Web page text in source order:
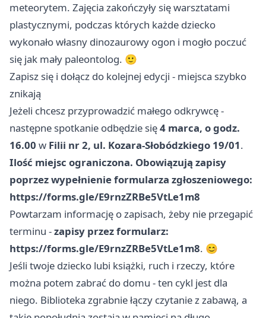
meteorytem. Zajęcia zakończyły się warsztatami
plastycznymi, podczas których każde dziecko
wykonało własny dinozaurowy ogon i mogło poczuć
się jak mały paleontolog. 🙂
Zapisz się i dołącz do kolejnej edycji - miejsca szybko
znikają
Jeżeli chcesz przyprowadzić małego odkrywcę -
następne spotkanie odbędzie się4 marca, o godz.
16.00 w Filii nr 2, ul. Kozara-Słobódzkiego 19/01.
Ilość miejsc ograniczona. Obowiązują zapisy
poprzez wypełnienie formularza zgłoszeniowego:
https://forms.gle/E9rnzZRBe5VtLe1m8
Powtarzam informację o zapisach, żeby nie przegapić
terminu -zapisy przez formularz:
https://forms.gle/E9rnzZRBe5VtLe1m8. 😊
Jeśli twoje dziecko lubi książki, ruch i rzeczy, które
można potem zabrać do domu - ten cykl jest dla
niego. Biblioteka zgrabnie łączy czytanie z zabawą, a